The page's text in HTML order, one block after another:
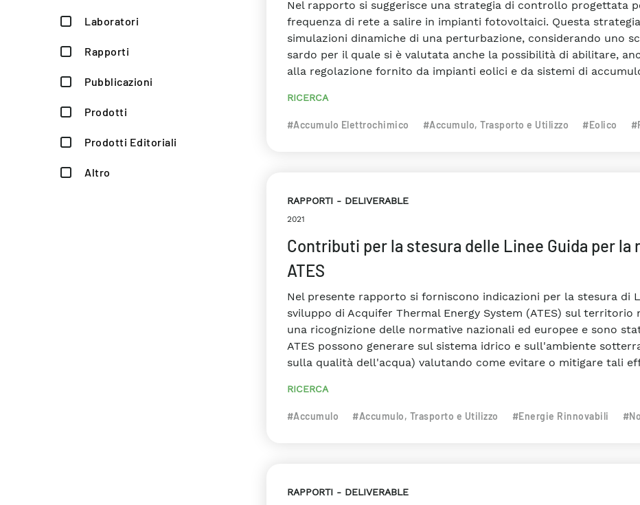
Laboratori
Rapporti
Pubblicazioni
Prodotti
Prodotti Editoriali
Altro
Nel rapporto si suggerisce una strategia di controllo progettata
frequenza di rete a salire in impianti fotovoltaici. Questa
simulazioni dinamiche di una perturbazione, considerando uno
sardo per il quale si è valutata anche la possibilità di abilitare,
alla regolazione fornito da impianti eolici e da sistemi di
RICERCA
#Accumulo Elettrochimico #Accumulo, Trasporto e Utilizzo #Eolico
RAPPORTI DELIVERABLE
2021
Contributi per la stesura delle Linee Guida per la
ATES
Nel presente rapporto si forniscono indicazioni per la stesura di
sviluppo di Acquifer Thermal Energy System (ATES) sul
una ricognizione delle normative nazionali ed europee e sono
ATES possono generare sul sistema idrico e sull'ambiente
sulla qualità dell'acqua) valutando come evitare o mitigare tali
RICERCA
#Accumulo #Accumulo, Trasporto e Utilizzo #Energie Rinnovabili
RAPPORTI DELIVERABLE